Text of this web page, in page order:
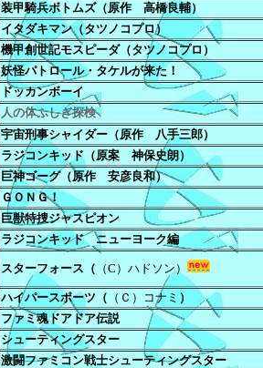
装甲騎兵ボトムズ（原作 高橋良輔）
イタダキマン（タツノコプロ）
機甲創世記モスピーダ（タツノコプロ）
妖怪パトロール・タケルが来た！
ドッカンボーイ
人の体ふしぎ探検
宇宙刑事シャイダー（原作 八手三郎）
ラジコンキッド（原案 神保史朗）
巨神ゴーグ（原作 安彦良和）
ＧＯＮＧ！
巨獣特捜ジャスピオン
ラジコンキッド ニューヨーク編
スターフォース（ （C）ハドソン）
ハイパースポーツ（ （Ｃ）コナミ ）
ファミ魂ドアドア伝説
シューティングスター
激闘ファミコン戦士シューティングスター